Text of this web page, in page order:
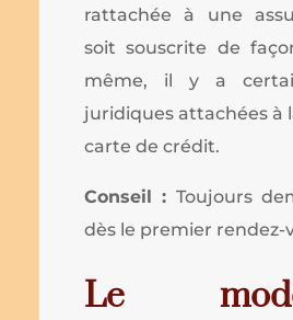
rattachée à une
soit souscrite de
même, il y a
juridiques attachées à
carte de crédit.
Conseil : Toujours
dès le premier rendez-
Le